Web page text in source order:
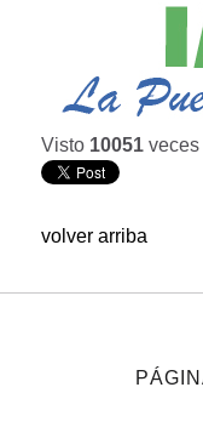
Visto 10051 veces
volver arriba